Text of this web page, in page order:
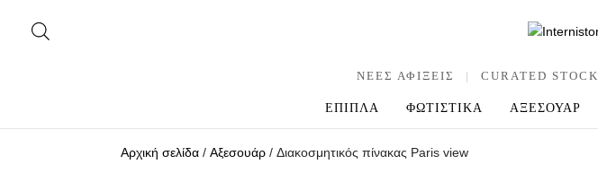
ΝΕΕΣ ΑΦΙΞΕΙΣ | CURATED STOCK
ΕΠΙΠΛΑ ΦΩΤΙΣΤΙΚΑ ΑΞΕΣΟΥΑΡ
Αρχική σελίδα /Αξεσουάρ / Διακοσμητικός πίνακας Paris view